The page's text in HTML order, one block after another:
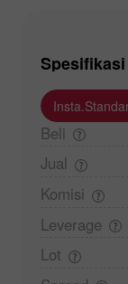
Beli
Jual
Komisi
Leverage
Lot